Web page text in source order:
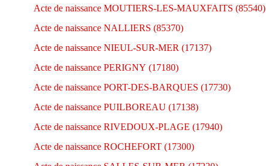
Acte de naissance MOUTIERS-LES-MAUXFAITS (85540)
Acte de naissance NALLIERS (85370)
Acte de naissance NIEUL-SUR-MER (17137)
Acte de naissance PERIGNY (17180)
Acte de naissance PORT-DES-BARQUES (17730)
Acte de naissance PUILBOREAU (17138)
Acte de naissance RIVEDOUX-PLAGE (17940)
Acte de naissance ROCHEFORT (17300)